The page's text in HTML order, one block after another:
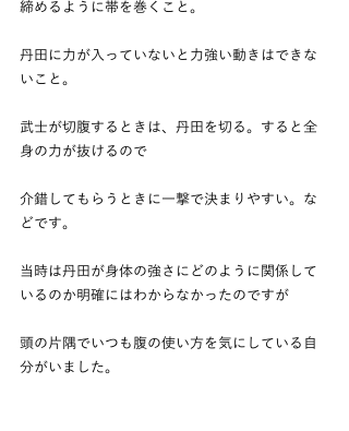
締めるように帯を巻くこと。
丹田に力が入っていないと力強い動きはできな
いこと。
武士が切腹するときは、丹田を切る。すると全
身の力が抜けるので
介錯してもらうときに一撃で決まりやすい。な
どです。
当時は丹田が身体の強さにどのように関係して
いるのか明確にはわからなかったのですが
頭の片隅でいつも腹の使い方を気にしている自
分がいました。